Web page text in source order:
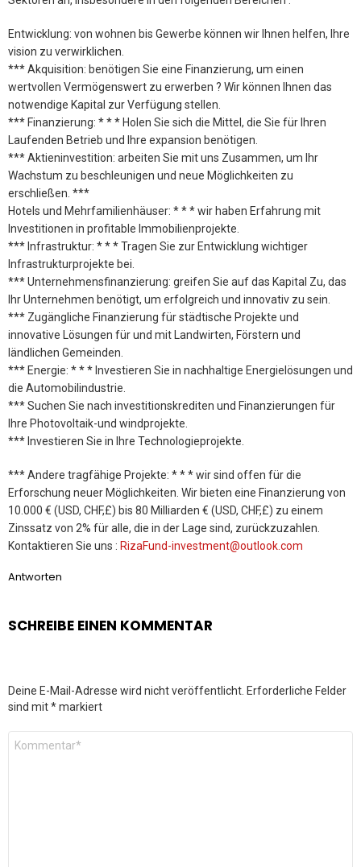
Entwicklung: von wohnen bis Gewerbe können wir Ihnen helfen, Ihre
vision zu verwirklichen.
*** Akquisition: benötigen Sie eine Finanzierung, um einen
wertvollen Vermögenswert zu erwerben ? Wir können Ihnen das
notwendige Kapital zur Verfügung stellen.
*** Finanzierung: * * * Holen Sie sich die Mittel, die Sie für Ihren
Laufenden Betrieb und Ihre expansion benötigen.
*** Aktieninvestition: arbeiten Sie mit uns Zusammen, um Ihr
Wachstum zu beschleunigen und neue Möglichkeiten zu
erschließen. ***
Hotels und Mehrfamilienhäuser: * * * wir haben Erfahrung mit
Investitionen in profitable Immobilienprojekte.
*** Infrastruktur: * * * Tragen Sie zur Entwicklung wichtiger
Infrastrukturprojekte bei.
*** Unternehmensfinanzierung: greifen Sie auf das Kapital Zu, das
Ihr Unternehmen benötigt, um erfolgreich und innovativ zu sein.
*** Zugängliche Finanzierung für städtische Projekte und
innovative Lösungen für und mit Landwirten, Förstern und
ländlichen Gemeinden.
*** Energie: * * * Investieren Sie in nachhaltige Energielösungen und
die Automobilindustrie.
*** Suchen Sie nach investitionskrediten und Finanzierungen für
Ihre Photovoltaik-und windprojekte.
*** Investieren Sie in Ihre Technologieprojekte.
*** Andere tragfähige Projekte: * * * wir sind offen für die
Erforschung neuer Möglichkeiten. Wir bieten eine Finanzierung von
10.000 € (USD, CHF,£) bis 80 Milliarden € (USD, CHF,£) zu einem
Zinssatz von 2% für alle, die in der Lage sind, zurückzuzahlen.
Kontaktieren Sie uns : RizaFund-investment@outlook.com
Antworten
SCHREIBE EINEN KOMMENTAR
Deine E-Mail-Adresse wird nicht veröffentlicht. Erforderliche Felder
sind mit*markiert
Kommentar